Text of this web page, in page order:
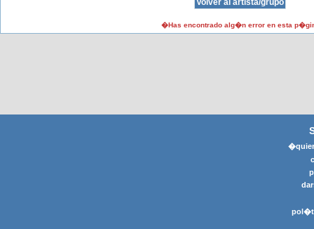
�Has encontrado alg�n error en esta